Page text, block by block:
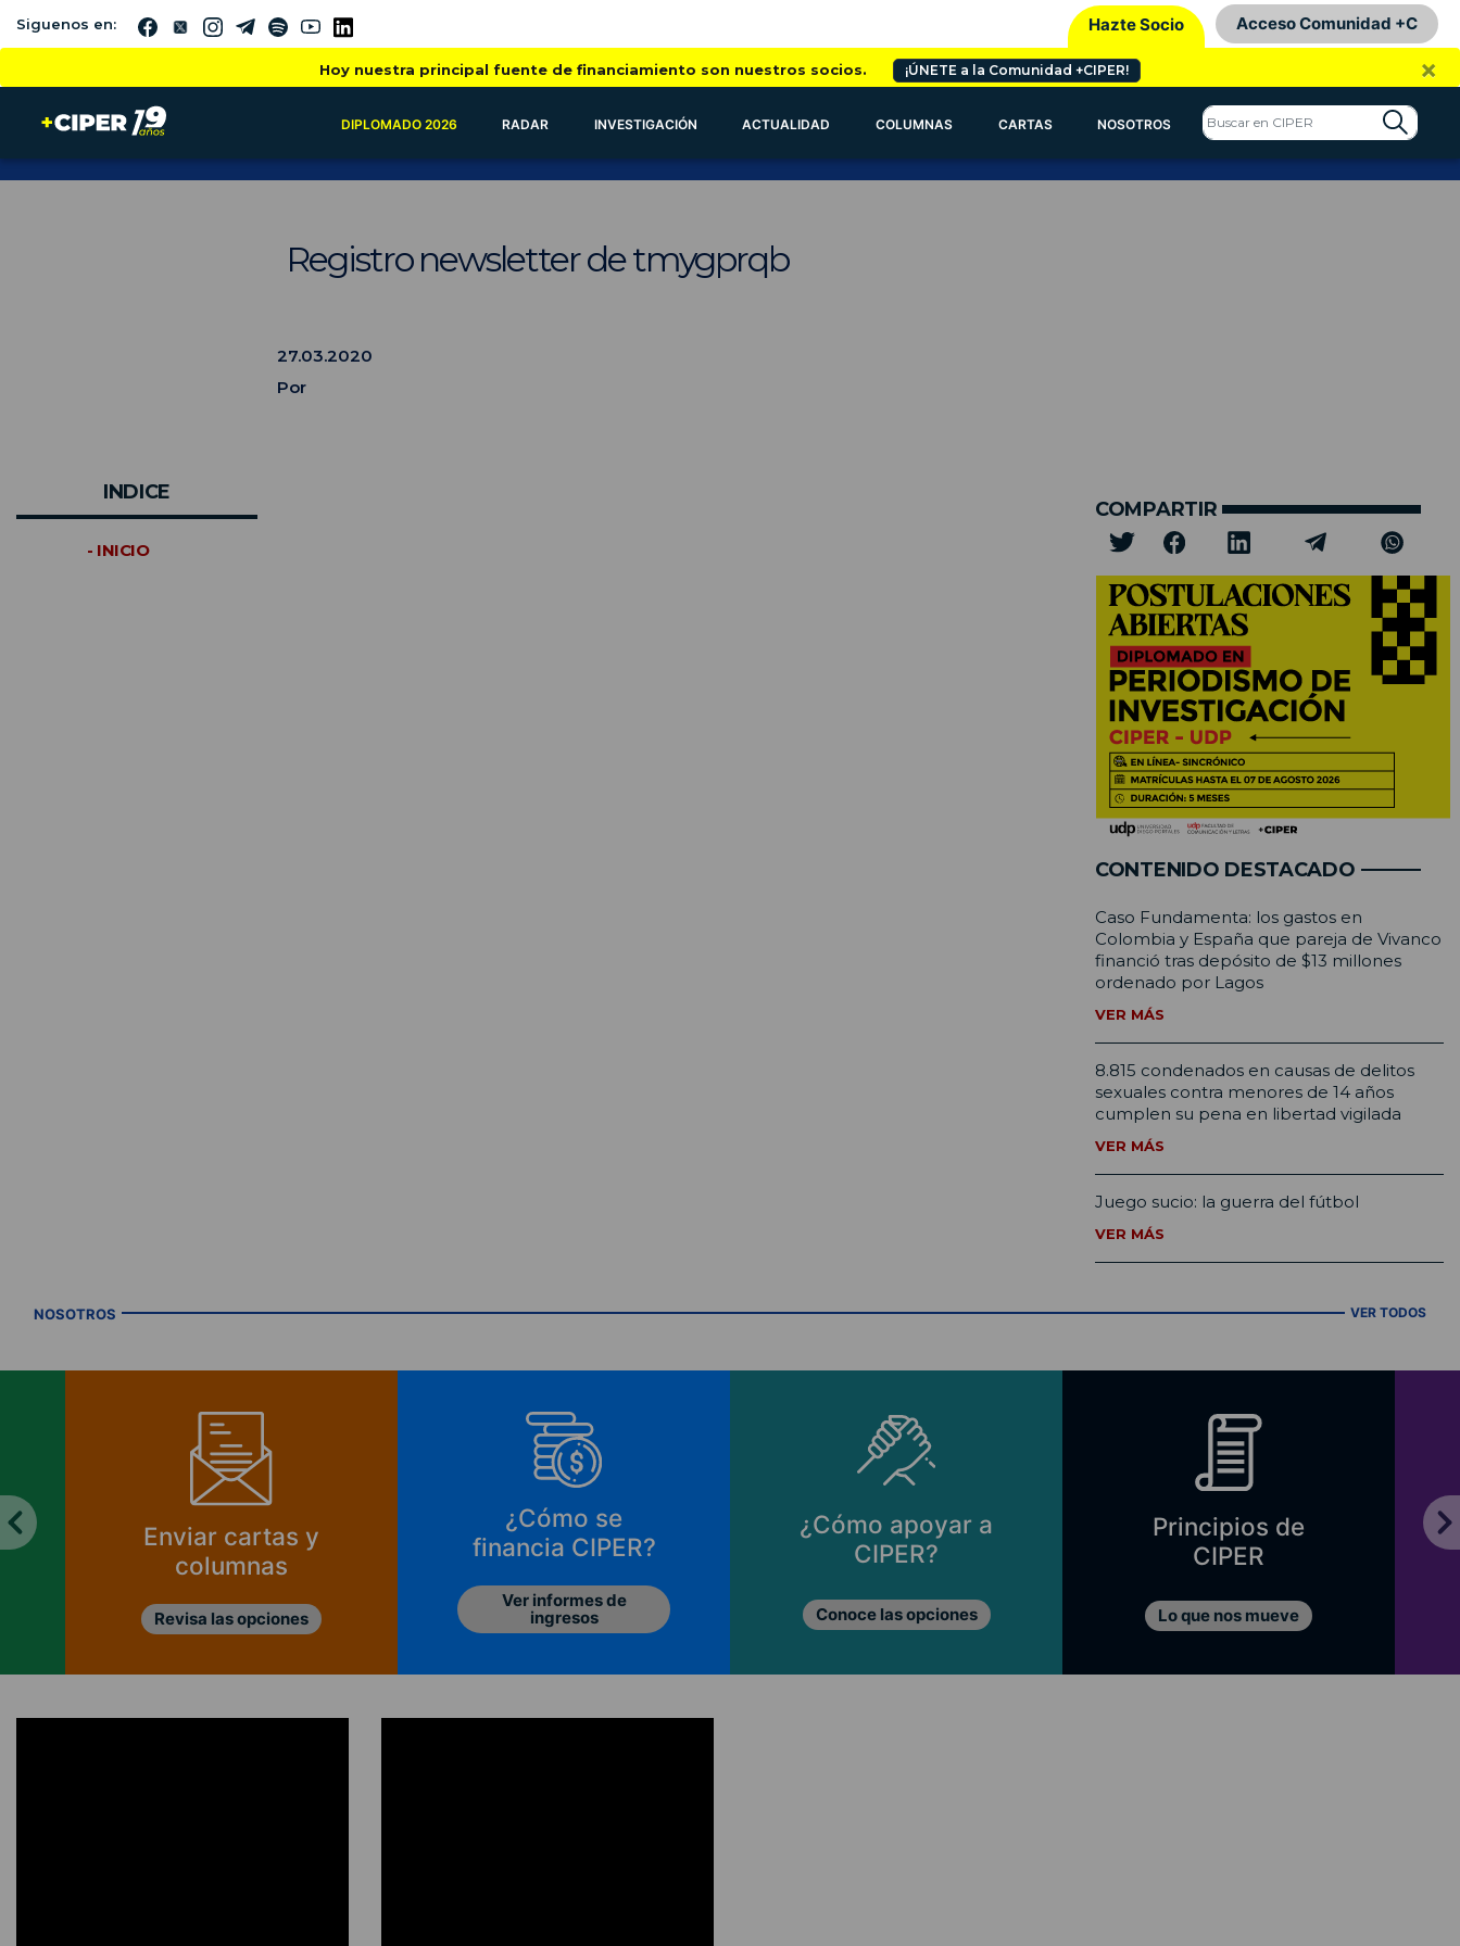
Siguenos en: Hazte Socio Acceso Comunidad +C
Hoy nuestra principal fuente de financiamiento son nuestros socios. ¡ÚNETE a la Comunidad +CIPER! ×
DIPLOMADO 2026 RADAR INVESTIGACIÓN ACTUALIDAD COLUMNAS CARTAS NOSOTROS
Registro newsletter de tmygprqb
27.03.2020
Por
INDICE
- INICIO
COMPARTIR
CONTENIDO DESTACADO
Caso Fundamenta: los gastos en
Colombia y España que pareja de Vivanco
financió tras depósito de $13 millones
ordenado por Lagos
VER MÁS
8.815 condenados en causas de delitos
sexuales contra menores de 14 años
cumplen su pena en libertad vigilada
VER MÁS
Juego sucio: la guerra del fútbol
VER MÁS
NOSOTROS VER TODOS
Enviar cartas y
columnas
Revisa las opciones
¿Cómo se
financia CIPER?
Ver informes de
ingresos
¿Cómo apoyar a
CIPER?
Conoce las opciones
Principios de
CIPER
Lo que nos mueve